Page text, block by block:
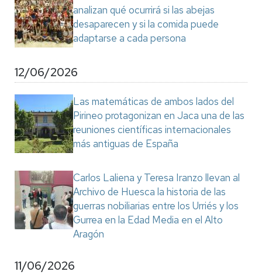
analizan qué ocurrirá si las abejas
desaparecen y si la comida puede
adaptarse a cada persona
12/06/2026
Las matemáticas de ambos lados del
Pirineo protagonizan en Jaca una de las
reuniones científicas internacionales
más antiguas de España
Carlos Laliena y Teresa Iranzo llevan al
Archivo de Huesca la historia de las
guerras nobiliarias entre los Urriés y los
Gurrea en la Edad Media en el Alto
Aragón
11/06/2026